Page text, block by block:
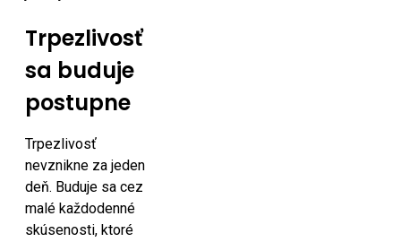
Trpezlivosť
sa buduje
postupne
Trpezlivosť
nevznikne za jeden
deň. Buduje sa cez
malé každodenné
skúsenosti, ktoré